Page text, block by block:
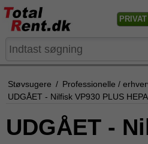
PRIVAT
Støvsugere / Professionelle /
UDGÅET - Nilfisk VP930 PLUS HEPA
UDGÅET -